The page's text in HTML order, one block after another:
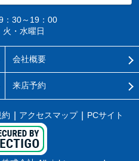
：30～19：00
火・水曜日
会社概要
来店予約
アクセスマップ PCサイト